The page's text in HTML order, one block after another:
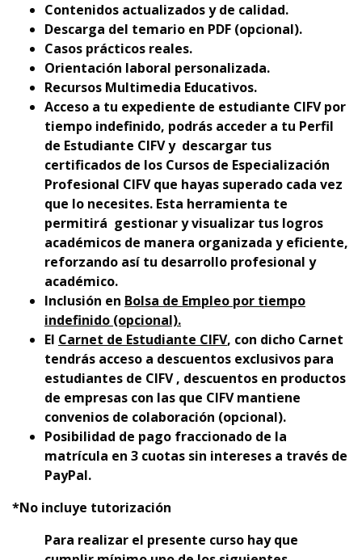
Contenidos actualizados y de calidad.
Descarga del temario en PDF (opcional).
Casos prácticos reales.
Orientación laboral personalizada.
Recursos Multimedia Educativos.
Acceso a tu expediente de estudiante CIFV por
tiempo indefinido, podrás acceder a tu Perfil
de Estudiante CIFV y descargar tus
certificados de los Cursos de Especialización
Profesional CIFV que hayas superado cada vez
que lo necesites. Esta herramienta te
permitirá gestionar y visualizar tus logros
académicos de manera organizada y eficiente,
reforzando así tu desarrollo profesional y
académico.
Inclusión en Bolsa de Empleo por tiempo
indefinido (opcional).
El Carnet de Estudiante CIFV, con dicho Carnet
tendrás acceso a descuentos exclusivos para
estudiantes de CIFV , descuentos en productos
de empresas con las que CIFV mantiene
convenios de colaboración (opcional).
Posibilidad de pago fraccionado de la
matrícula en 3 cuotas sin intereses a través de
PayPal.
*No incluye tutorización
Para realizar el presente curso hay que